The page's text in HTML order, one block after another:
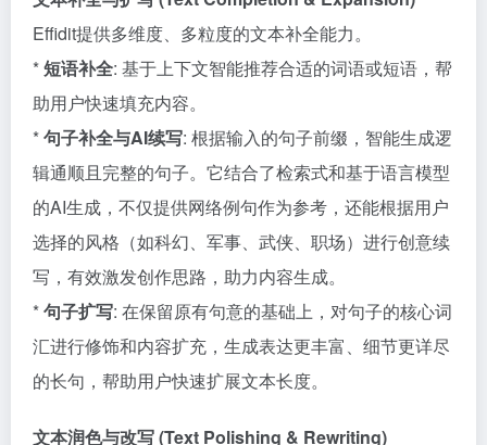
Effidit提供多维度、多粒度的文本补全能力。
*短语补全: 基于上下文智能推荐合适的词语或短语，帮
助用户快速填充内容。
*句子补全与AI续写: 根据输入的句子前缀，智能生成逻
辑通顺且完整的句子。它结合了检索式和基于语言模型
的AI生成，不仅提供网络例句作为参考，还能根据用户
选择的风格（如科幻、军事、武侠、职场）进行创意续
写，有效激发创作思路，助力内容生成。
*句子扩写: 在保留原有句意的基础上，对句子的核心词
汇进行修饰和内容扩充，生成表达更丰富、细节更详尽
的长句，帮助用户快速扩展文本长度。
文本润色与改写 (Text Polishing & Rewriting)